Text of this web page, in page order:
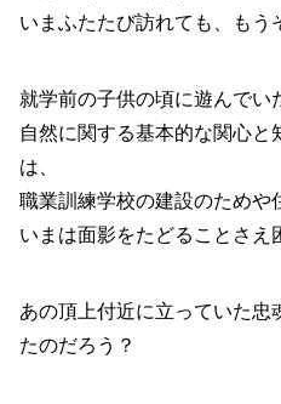
いまふたたび訪れても、もう
就学前の子供の頃に遊んでい
自然に関する基本的な関心と
は、
職業訓練学校の建設のためや
いまは面影をたどることさえ
あの頂上付近に立っていた忠
たのだろう？